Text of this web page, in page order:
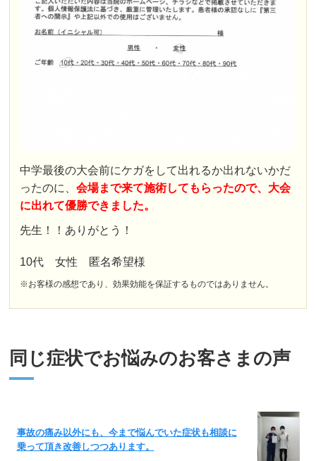
中学最後の大会前にケガをして出れるか出れないかだ
ったのに、会場まで来て施術してもらったので、大会
に出れて優勝できました。
先生！！ありがとう！
10代 女性 匿名希望様
※お客様の感想であり、効果効能を保証するものではありません。
同じ症状でお悩みのお客さまの声
事故の痛み以外にも、今まで悩んでいた症状も相談に
乗って頂き改善しつつあります。